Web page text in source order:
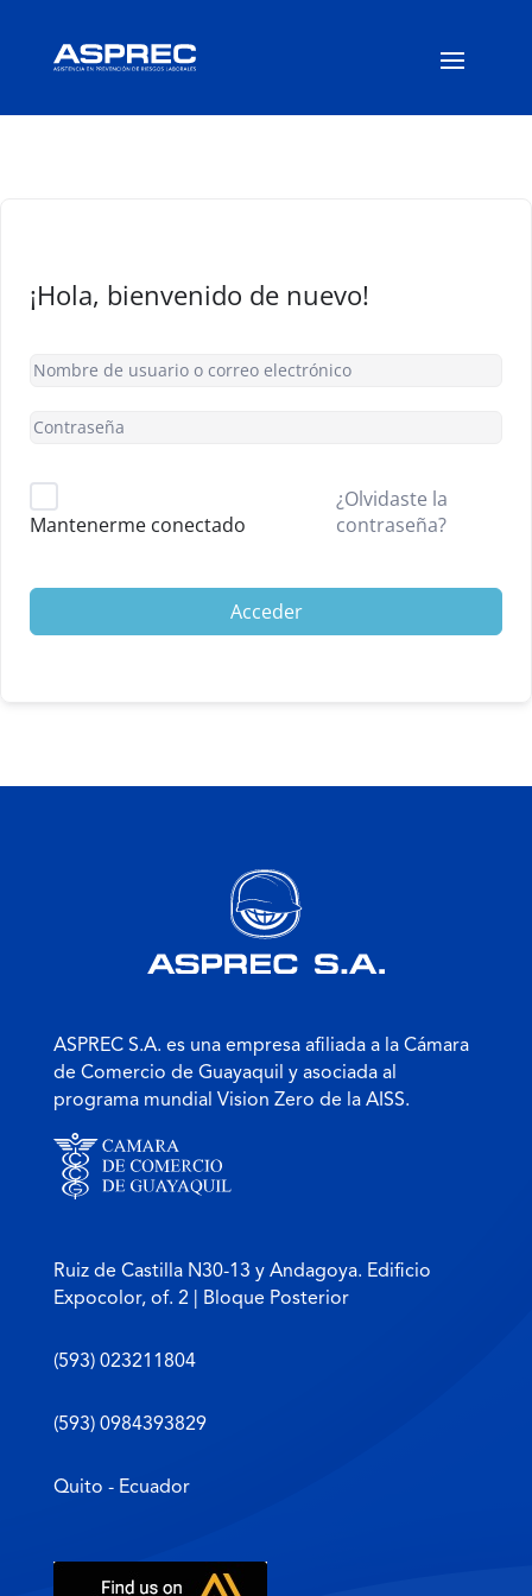
¡Hola, bienvenido de nuevo!
Mantenerme conectado
¿Olvidaste la
contraseña?
Acceder
ASPREC S.A. es una empresa afiliada a la Cámara
de Comercio de Guayaquil y asociada al
programa mundial Vision Zero de la AISS.
Ruiz de Castilla N30-13 y Andagoya. Edificio
Expocolor, of. 2 | Bloque Posterior
(593) 023211804
(593) 0984393829
Quito - Ecuador